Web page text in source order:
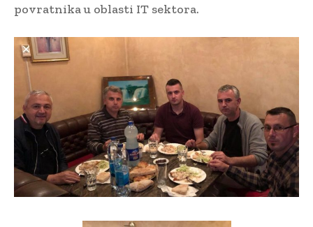
povratnika u oblasti IT sektora.